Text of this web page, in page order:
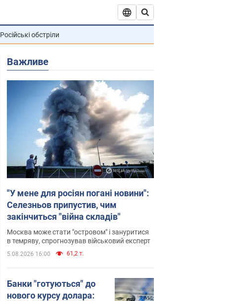
Російські обстріли
Важливе
"У мене для росіян погані новини":
Селезньов припустив, чим
закінчиться "війна складів"
Москва може стати "островом" і зануритися
в темряву, спрогнозував військовий експерт
5.08.2026 16:00 61,2 т.
Банки "готуються" до
нового курсу долара: